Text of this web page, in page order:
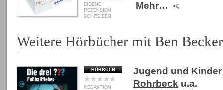
EIGENE
REZENSION
SCHREIBEN
Mehr…
Weitere Hörbücher mit Ben Becker
HÖRBUCH
REDAKTION
Jugend und Kinder
Rohrbeck u.a.